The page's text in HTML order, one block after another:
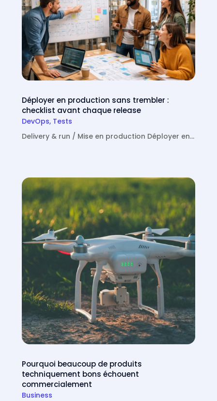
Déployer en production sans trembler :
checklist avant chaque release
DevOps, Tests
Delivery & run / Mise en production Déployer en…
Pourquoi beaucoup de produits
techniquement bons échouent
commercialement
Business